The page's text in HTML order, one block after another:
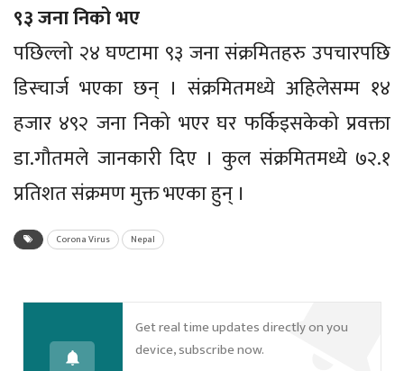
९३ जना निको भए
पछिल्लो २४ घण्टामा ९३ जना संक्रमितहरु उपचारपछि
डिस्चार्ज भएका छन् । संक्रमितमध्ये अहिलेसम्म १४
हजार ४९२ जना निको भएर घर फर्किइसकेको प्रवक्ता
डा.गौतमले जानकारी दिए । कुल संक्रमितमध्ये ७२.१
प्रतिशत संक्रमण मुक्त भएका हुन् ।
Corona Virus Nepal
Get real time updates directly on you
device, subscribe now.